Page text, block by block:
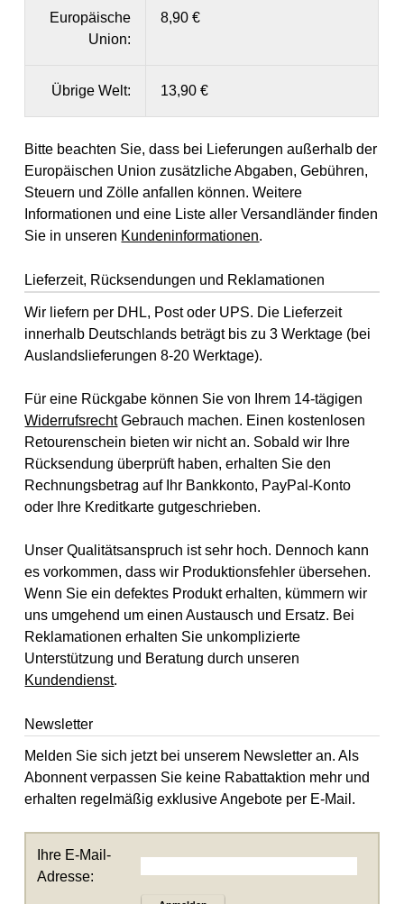
Europäische
Union:
8,90 €
Übrige Welt: 13,90 €
Bitte beachten Sie, dass bei Lieferungen außerhalb der
Europäischen Union zusätzliche Abgaben, Gebühren,
Steuern und Zölle anfallen können. Weitere
Informationen und eine Liste aller Versandländer finden
Sie in unseren Kundeninformationen.
Lieferzeit, Rücksendungen und Reklamationen
Wir liefern per DHL, Post oder UPS. Die Lieferzeit
innerhalb Deutschlands beträgt bis zu 3 Werktage (bei
Auslandslieferungen 8-20 Werktage).
Für eine Rückgabe können Sie von Ihrem 14-tägigen
WiderrufsrechtGebrauch machen. Einen kostenlosen
Retourenschein bieten wir nicht an. Sobald wir Ihre
Rücksendung überprüft haben, erhalten Sie den
Rechnungsbetrag auf Ihr Bankkonto, PayPal-Konto
oder Ihre Kreditkarte gutgeschrieben.
Unser Qualitätsanspruch ist sehr hoch. Dennoch kann
es vorkommen, dass wir Produktionsfehler übersehen.
Wenn Sie ein defektes Produkt erhalten, kümmern wir
uns umgehend um einen Austausch und Ersatz. Bei
Reklamationen erhalten Sie unkomplizierte
Unterstützung und Beratung durch unseren
Kundendienst.
Newsletter
Melden Sie sich jetzt bei unserem Newsletter an. Als
Abonnent verpassen Sie keine Rabattaktion mehr und
erhalten regelmäßig exklusive Angebote per E-Mail.
Ihre E-Mail-
Adresse: